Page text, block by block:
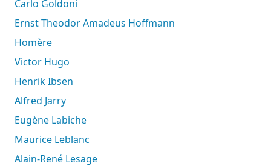
Carlo Goldoni
Ernst Theodor Amadeus Hoffmann
Homère
Victor Hugo
Henrik Ibsen
Alfred Jarry
Eugène Labiche
Maurice Leblanc
Alain-René Lesage